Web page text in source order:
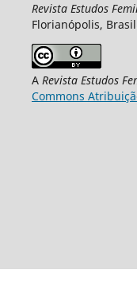
Revista Estudos
Florianópolis,
A Revista Estudos
Commons